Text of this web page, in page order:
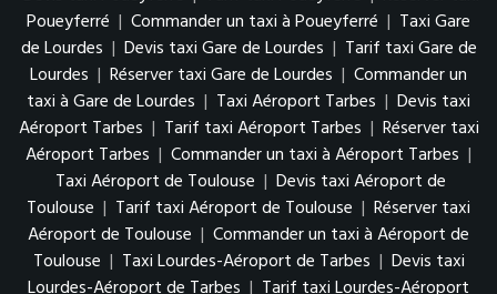
Poueyferré | Commander un taxi à Poueyferré | Taxi Gare
de Lourdes | Devis taxi Gare de Lourdes | Tarif taxi Gare de
Lourdes | Réserver taxi Gare de Lourdes | Commander un
taxi à Gare de Lourdes | Taxi Aéroport Tarbes | Devis taxi
Aéroport Tarbes | Tarif taxi Aéroport Tarbes | Réserver taxi
Aéroport Tarbes | Commander un taxi à Aéroport Tarbes |
Taxi Aéroport de Toulouse | Devis taxi Aéroport de
Toulouse | Tarif taxi Aéroport de Toulouse | Réserver taxi
Aéroport de Toulouse | Commander un taxi à Aéroport de
Toulouse | Taxi Lourdes-Aéroport de Tarbes | Devis taxi
Lourdes-Aéroport de Tarbes | Tarif taxi Lourdes-Aéroport